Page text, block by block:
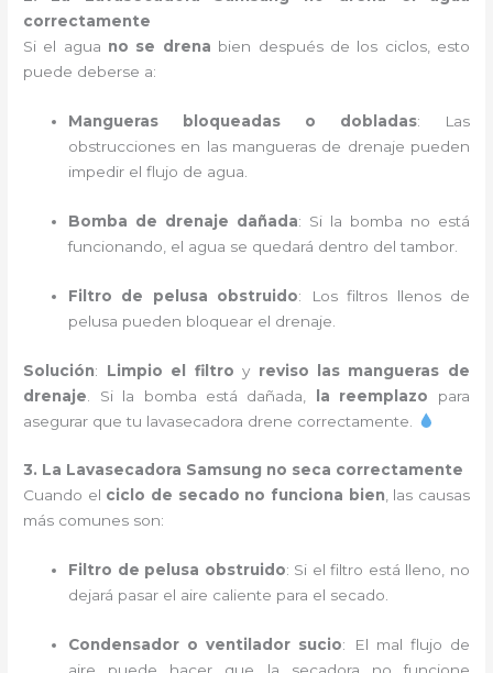
correctamente
Si el agua no se drena bien después de los ciclos, esto
puede deberse a:
Mangueras bloqueadas o dobladas: Las
obstrucciones en las mangueras de drenaje pueden
impedir el flujo de agua.
Bomba de drenaje dañada: Si la bomba no está
funcionando, el agua se quedará dentro del tambor.
Filtro de pelusa obstruido: Los filtros llenos de
pelusa pueden bloquear el drenaje.
Solución: Limpio el filtro y reviso las mangueras de
drenaje . Si la bomba está dañada, la reemplazo para
asegurar que tu lavasecadora drene correctamente.
3. La Lavasecadora Samsung no seca correctamente
Cuando el ciclo de secado no funciona bien, las causas
más comunes son:
Filtro de pelusa obstruido: Si el filtro está lleno, no
dejará pasar el aire caliente para el secado.
Condensador o ventilador sucio: El mal flujo de